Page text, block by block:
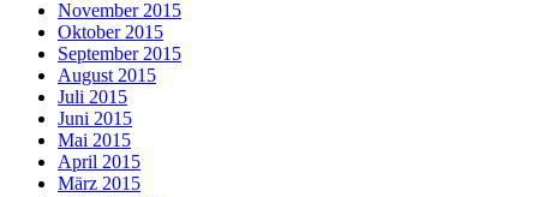
November 2015
Oktober 2015
September 2015
August 2015
Juli 2015
Juni 2015
Mai 2015
April 2015
März 2015